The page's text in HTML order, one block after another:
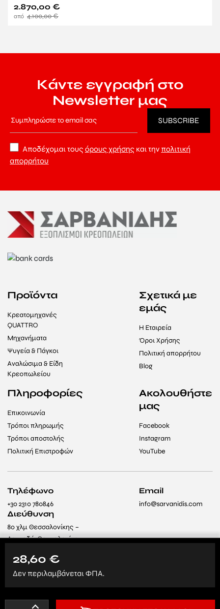
28,60 €
Δεν περιλαμβάνεται ΦΠΑ.
4.100,00€
2.870,00 €
Αποδέχομαι τους όρους χρήσης και τηνπολιτική
απορρήτου
Κάντε εγγραφή στο
Newsletter μας
Προϊόντα
Κρεατομηχανές
QUATTRO
Μηχανήματα
Ψυγεία & Πάγκοι
Αναλώσιμα & Είδη
Κρεοπωλείου
Σχετικά με
εμάς
Η Εταιρεία
Όροι Χρήσης
Πολιτική απορρήτου
Blog
Πληροφορίες
Επικοινωνία
Τρόποι πληρωμής
Τρόποι αποστολής
Πολιτική Επιστροφών
Ακολουθήστε
μας
Facebook
Instagram
YouTube
Τηλέφωνο
+30 2310 780846
Email
info@sarvanidis.com
Διεύθυνση
8ο χλμ Θεσσαλονίκης –
Λαγκαδά, Θεσσαλονίκη
Ίδρυμα «Άγιος
Παντελεήμονας»)